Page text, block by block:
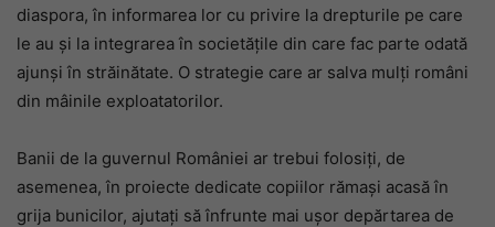
diaspora, în informarea lor cu privire la drepturile pe care
le au și la integrarea în societățile din care fac parte odată
ajunși în străinătate. O strategie care ar salva mulți români
din mâinile exploatatorilor.
Banii de la guvernul României ar trebui folosiți, de
asemenea, în proiecte dedicate copiilor rămași acasă în
grija bunicilor, ajutați să înfrunte mai ușor depărtarea de